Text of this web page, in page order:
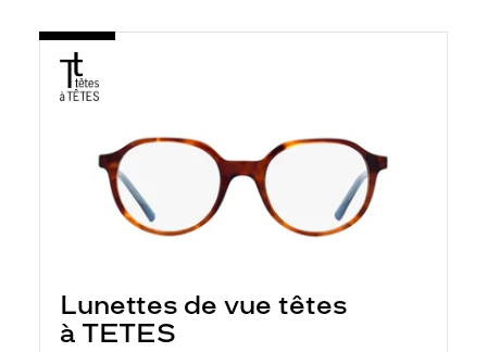
Lunettes de vue têtes
à TETES